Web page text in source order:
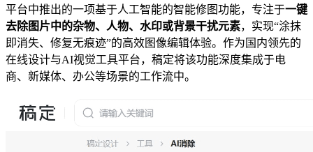
平台中推出的一项基于人工智能的智能修图功能，专注于一键
去除图片中的杂物、人物、水印或背景干扰元素，实现“涂抹
即消失、修复无痕迹”的高效图像编辑体验。作为国内领先的
在线设计与AI视觉工具平台，稿定将该功能深度集成于电
商、新媒体、办公等场景的工作流中。